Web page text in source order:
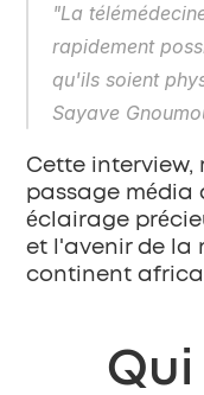
"La
rapidement
qu'ils soient
Sayave
Cette interview,
passage média
éclairage
et l'avenir de la
continent